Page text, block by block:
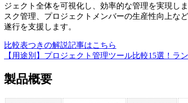
ジェクト全体を可視化し、効率的な管理を実現し
スク管理、プロジェクトメンバーの生産性向上な
遂行を支援します。
比較表つきの解説記事はこちら
【用途別】プロジェクト管理ツール比較15選！ラ
製品概要